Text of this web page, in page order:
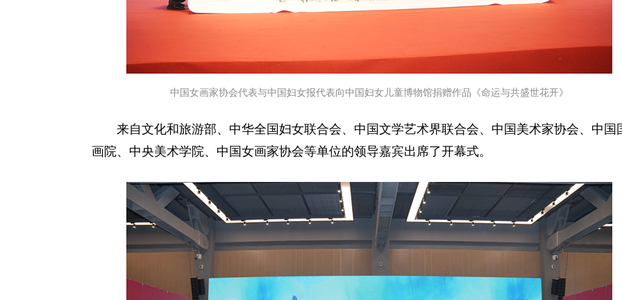
中国女画家协会代表与中国妇女报代表向中国妇女儿童博物馆捐赠作品《命运与共盛世花开》
来自文化和旅游部、中华全国妇女联合会、中国文学艺术界联合会、中国美术家协会、中国
画院、中央美术学院、中国女画家协会等单位的领导嘉宾出席了开幕式。